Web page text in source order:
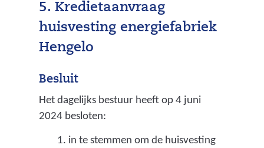
w
o
5. Kredietaanvraag
huisvesting energiefabriek
Hengelo
Besluit
Het dagelijks bestuur heeft op 4 juni
2024 besloten:
in te stemmen om de huisvesting